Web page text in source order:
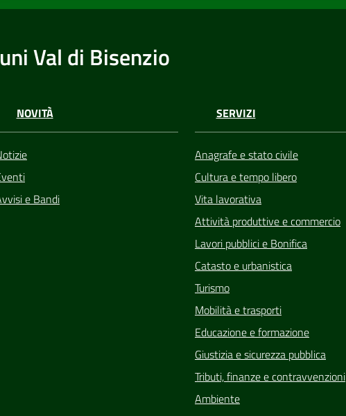
Val di Bisenzio
NOVITÀ
e Bandi
SERVIZI
Anagrafe e stato civile
Cultura e tempo libero
Vita lavorativa
Attività produttive e commercio
Lavori pubblici e Bonifica
Catasto e urbanistica
Turismo
Mobilità e trasporti
Educazione e formazione
Giustizia e sicurezza pubblica
Tributi, finanze e contravvenzioni
Ambiente